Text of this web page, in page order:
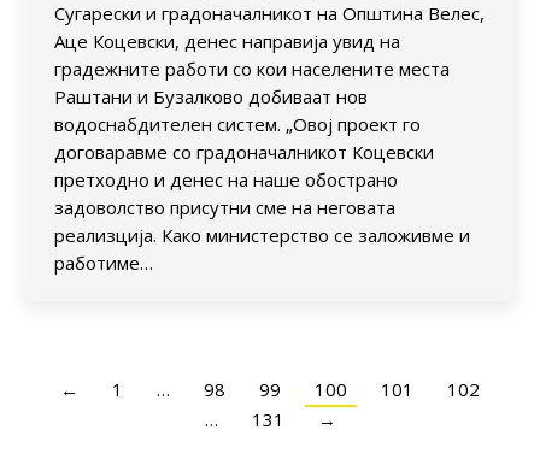
Сугарески и градоначалникот на Општина Велес,
Аце Коцевски, денес направија увид на
градежните работи со кои населените места
Раштани и Бузалково добиваат нов
водоснабдителен систем. „Овој проект го
договаравме со градоначалникот Коцевски
претходно и денес на наше обострано
задоволство присутни сме на неговата
реализција. Како министерство се заложивме и
работиме…
← 1 … 98 99 100 101
102
…
131 →